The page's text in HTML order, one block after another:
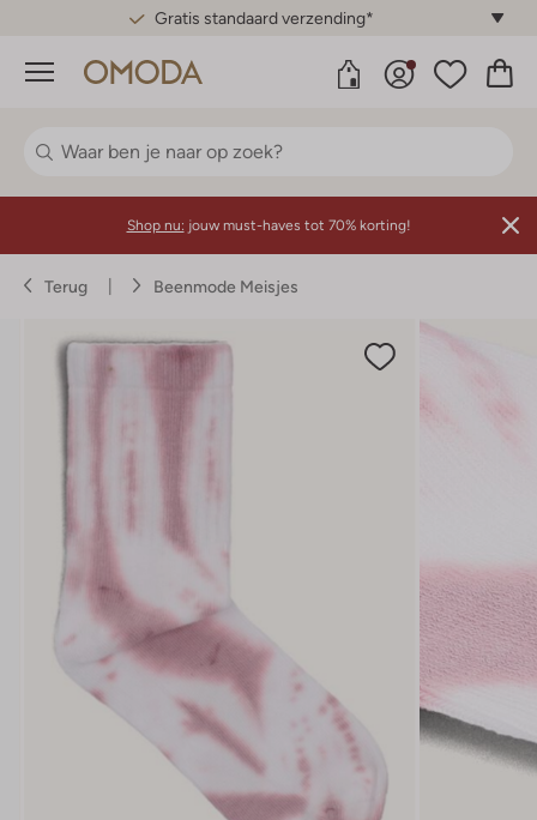
Gratis standaard verzending*
Menu
Shop nu: jouw must-haves tot 70% korting!
Terug Beenmode Meisjes